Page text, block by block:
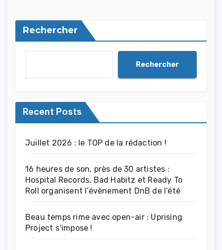
Rechercher
Rechercher
Recent Posts
Juillet 2026 : le TOP de la rédaction !
16 heures de son, près de 30 artistes :
Hospital Records, Bad Habitz et Ready To
Roll organisent l’évènement DnB de l’été
Beau temps rime avec open-air : Uprising
Project s’impose !